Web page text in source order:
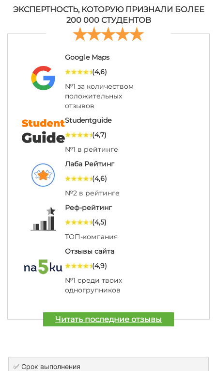
ЭКСПЕРТНОСТЬ, КОТОРУЮ ПРИЗНАЛИ БОЛЕЕ
200 000 СТУДЕНТОВ
Google Maps
(4,6)
№1 за количеством
положительных
отзывов
Studentguide
(4,7)
№1 в рейтинге
Лаба Рейтинг
(4,6)
№2 в рейтинге
Реф-рейтинг
(4,5)
ТОП-компания
Отзывы сайта
(4,9)
№1 среди твоих
одногрупников
Читать последние отзывы
✅ Срок выполнения